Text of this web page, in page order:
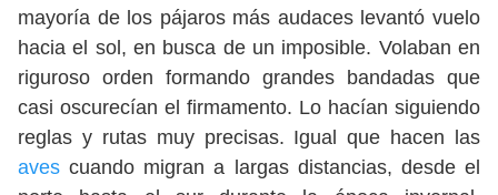
mayoría de los pájaros más audaces levantó vuelo
hacia el sol, en busca de un imposible. Volaban en
riguroso orden formando grandes bandadas que
casi oscurecían el firmamento. Lo hacían siguiendo
reglas y rutas muy precisas. Igual que hacen las
avescuando migran a largas distancias, desde el